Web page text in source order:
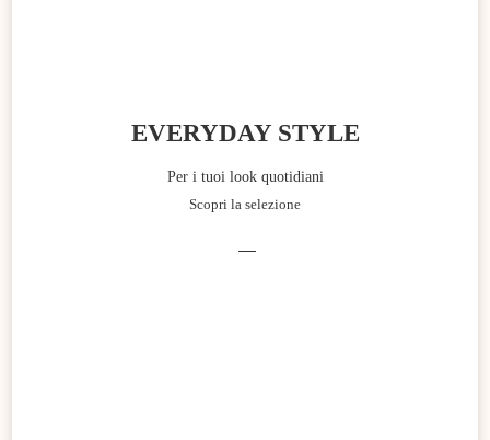
EVERYDAY STYLE
Per i tuoi look quotidiani
Scopri la selezione